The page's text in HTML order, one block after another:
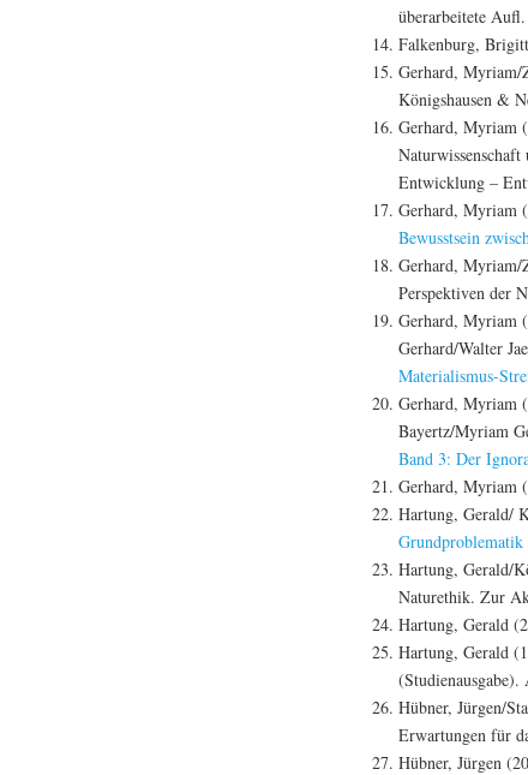
überarbeitete
Falkenburg,
Gerhard,
Königshausen &
Gerhard, Myriam
Entwicklung –
Gerhard, Myriam
Bewusstsein
Gerhard, Myriam/
Perspektiven der
Gerhard, Myriam
Gerhard/Walter
Materialismus-
Gerhard, Myriam
Bayertz/Myriam
Band 3: Der
Gerhard, Myriam
Hartung, Gerald/
Grundproblematik
Hartung, Gerald/
Naturethik. Zur
Hartung, Gerald
Hartung, Gerald
Hübner, Jürgen/
Erwartungen für
Hübner, Jürgen